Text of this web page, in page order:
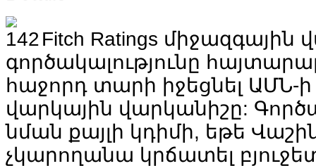
Fitch Ratings միջազգային
գործակալությունը
հաջորդ տարի իջեցնել ԱՄՆ-ի
վարկային վարկանիշը:
նման քայլի կդիմի, եթե
չկարողանա կրճատել